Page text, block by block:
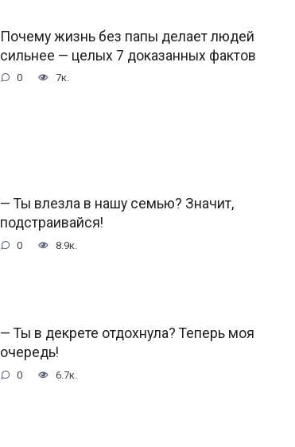
Почему жизнь без папы делает людей
сильнее — целых 7 доказанных фактов
0 7к.
— Ты влезла в нашу семью? Значит,
подстраивайся!
0 8.9к.
— Ты в декрете отдохнула? Теперь моя
очередь!
0 6.7к.